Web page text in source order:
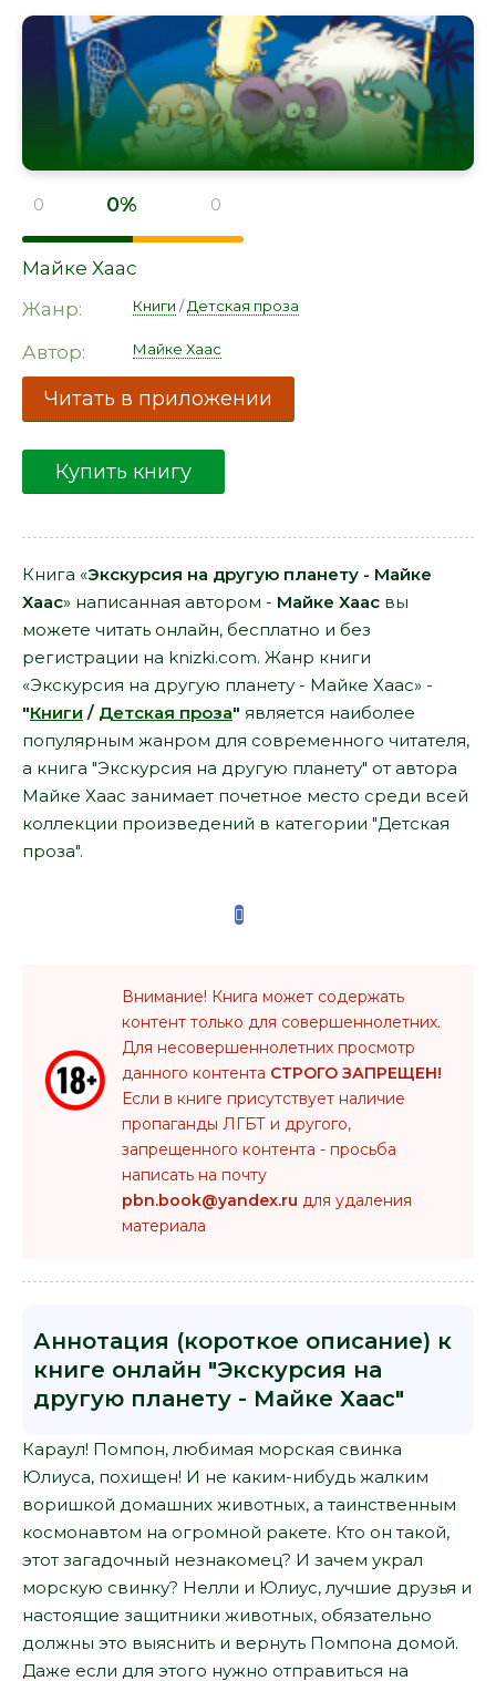
0 0% 0
Майке Хаас
Жанр:
Книги /Детская проза
Автор: Майке Хаас
Читать в приложении
Купить книгу
Книга «Экскурсия на другую планету - Майке
Хаас» написанная автором - Майке Хаас вы
можете читать онлайн, бесплатно и без
регистрации на knizki.com. Жанр книги
«Экскурсия на другую планету - Майке Хаас» -
"Книги / Детская проза" является наиболее
популярным жанром для современного читателя,
а книга "Экскурсия на другую планету" от автора
Майке Хаас занимает почетное место среди всей
коллекции произведений в категории "Детская
проза".
Внимание! Книга может содержать
контент только для совершеннолетних.
Для несовершеннолетних просмотр
данного контента СТРОГО ЗАПРЕЩЕН!
Если в книге присутствует наличие
пропаганды ЛГБТ и другого,
запрещенного контента - просьба
написать на почту
pbn.book@yandex.ru для удаления
материала
Аннотация (короткое описание) к
книге онлайн "Экскурсия на
другую планету - Майке Хаас"
Караул! Помпон, любимая морская свинка
Юлиуса, похищен! И не каким-нибудь жалким
воришкой домашних животных, а таинственным
космонавтом на огромной ракете. Кто он такой,
этот загадочный незнакомец? И зачем украл
морскую свинку? Нелли и Юлиус, лучшие друзья и
настоящие защитники животных, обязательно
должны это выяснить и вернуть Помпона домой.
Даже если для этого нужно отправиться на